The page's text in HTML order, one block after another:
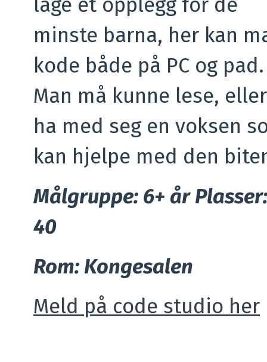
lage et opplegg for de
minste barna, her kan
kode både på PC og pad.
Man må kunne lese, eller
ha med seg en voksen
kan hjelpe med den
Målgruppe: 6+ år Plasser:
40
Rom: Kongesalen
Meld på code studio her